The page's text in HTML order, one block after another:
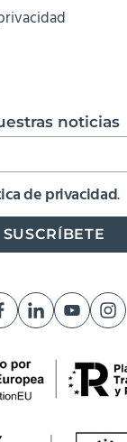
noticias
de privacidad.